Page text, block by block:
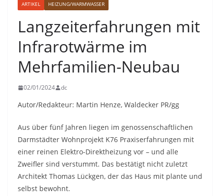
ARTIKEL HEIZUNG/WARMWASSER
Langzeiterfahrungen mit
Infrarotwärme im
Mehrfamilien-Neubau
02/01/2024 dc
Autor/Redakteur: Martin Henze, Waldecker PR/gg
Aus über fünf Jahren liegen im genossenschaftlichen
Darmstädter Wohnprojekt K76 Praxiserfahrungen mit
einer reinen Elektro-Direktheizung vor – und alle
Zweifler sind verstummt. Das bestätigt nicht zuletzt
Architekt Thomas Lückgen, der das Haus mit plante und
selbst bewohnt.